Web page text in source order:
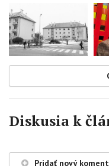
Diskusia k
Pridať nový